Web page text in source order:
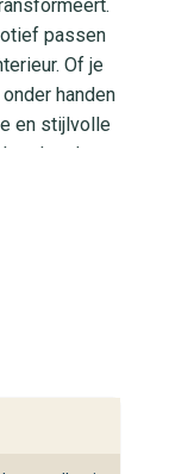
passen
Of je
handen
en stijlvolle
de
muren
look te
biedt
in te boeten